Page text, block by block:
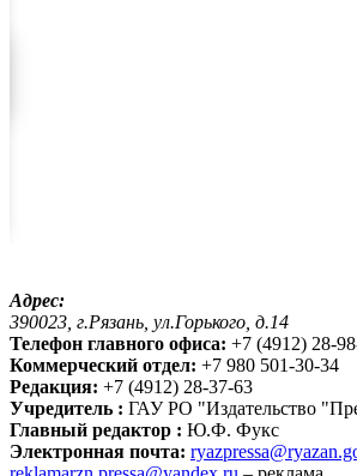
Адрес:
390023, г.Рязань, ул.Горького, д.14
Телефон главного офиса: +7 (4912) 28-
Коммерческий отдел: +7 980 501-30-34
Редакция: +7 (4912) 28-37-63
Учредитель : ГАУ РО "Издательство
Главный редактор : Ю.Ф. Фукс
Электронная почта: